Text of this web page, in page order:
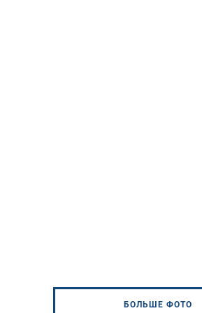
БОЛЬШЕ ФОТО